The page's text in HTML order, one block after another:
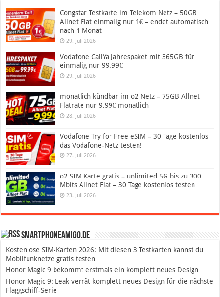
Congstar Testkarte im Telekom Netz – 50GB
Allnet Flat einmalig nur 1€ – endet automatisch
nach 1 Monat
29. Juli 2026
Vodafone CallYa Jahrespaket mit 365GB für
einmalig nur 99.99€
29. Juli 2026
monatlich kündbar im o2 Netz – 75GB Allnet
Flatrate nur 9.99€ monatlich
28. Juli 2026
Vodafone Try for Free eSIM – 30 Tage kostenlos
das Vodafone-Netz testen!
27. Juli 2026
o2 SIM Karte gratis – unlimited 5G bis zu 300
Mbits Allnet Flat – 30 Tage kostenlos testen
23. Juli 2026
SmartphoneAmigo.de
Kostenlose SIM-Karten 2026: Mit diesen 3 Testkarten kannst du
Mobilfunknetze gratis testen
Honor Magic 9 bekommt erstmals ein komplett neues Design
Honor Magic 9: Leak verrät komplett neues Design für die nächste
Flaggschiff-Serie